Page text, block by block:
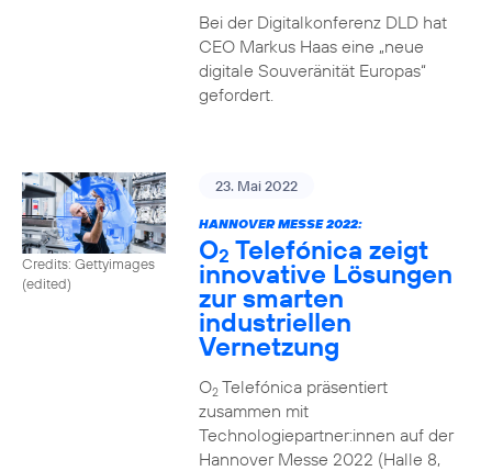
Bei der Digitalkonferenz DLD hat
CEO Markus Haas eine „neue
digitale Souveränität Europas“
gefordert.
Credits: Gettyimages
(edited)
23. Mai 2022
HANNOVER MESSE 2022:
O2 Telefónica zeigt
innovative Lösungen
zur smarten
industriellen
Vernetzung
O2Telefónica präsentiert
zusammen mit
Technologiepartner:innen auf der
Hannover Messe 2022 (Halle 8,